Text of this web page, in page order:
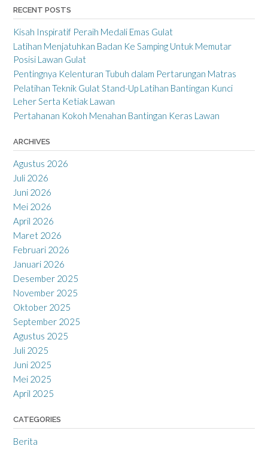
RECENT POSTS
Kisah Inspiratif Peraih Medali Emas Gulat
Latihan Menjatuhkan Badan Ke Samping Untuk Memutar
Posisi Lawan Gulat
Pentingnya Kelenturan Tubuh dalam Pertarungan Matras
Pelatihan Teknik Gulat Stand-Up Latihan Bantingan Kunci
Leher Serta Ketiak Lawan
Pertahanan Kokoh Menahan Bantingan Keras Lawan
ARCHIVES
Agustus 2026
Juli 2026
Juni 2026
Mei 2026
April 2026
Maret 2026
Februari 2026
Januari 2026
Desember 2025
November 2025
Oktober 2025
September 2025
Agustus 2025
Juli 2025
Juni 2025
Mei 2025
April 2025
CATEGORIES
Berita